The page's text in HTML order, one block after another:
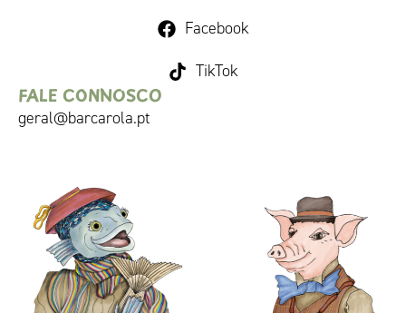
Facebook
TikTok
FALE CONNOSCO
geral@barcarola.pt